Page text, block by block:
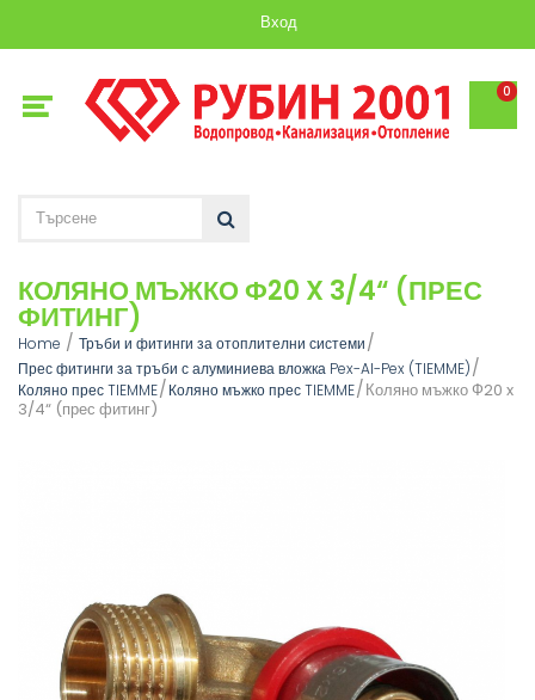
Вход
0
КОЛЯНО МЪЖКО Ф20 X 3/4“ (ПРЕС
ФИТИНГ)
Home
Тръби и фитинги за отоплителни системи
Прес фитинги за тръби с алуминиева вложка Pex-Al-Pex (TIEMME)
Коляно прес TIEMME Коляно мъжко прес TIEMME Коляно мъжко Ф20 x
3/4“ (прес фитинг)